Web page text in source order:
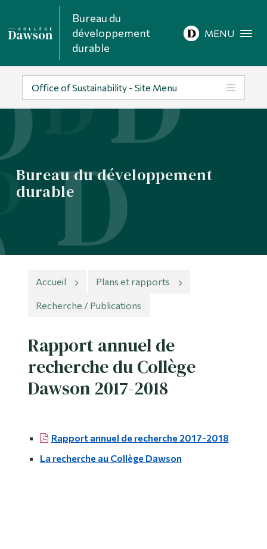
Bureau du
développement
durable
MENU
Office of Sustainability - Site Menu
Bureau du développement
durable
Accueil Plans et rapports
Recherche / Publications
Rapport annuel de
recherche du Collège
Dawson 2017-2018
Rapport annuel de recherche 2017-2018
La recherche au Collège Dawson
Recherche sur le site
Recherche de personnes
Carrières
Liens rapides
Outils
Liens
Menu principal
Programmes
Formation continue
Qui vous êtes